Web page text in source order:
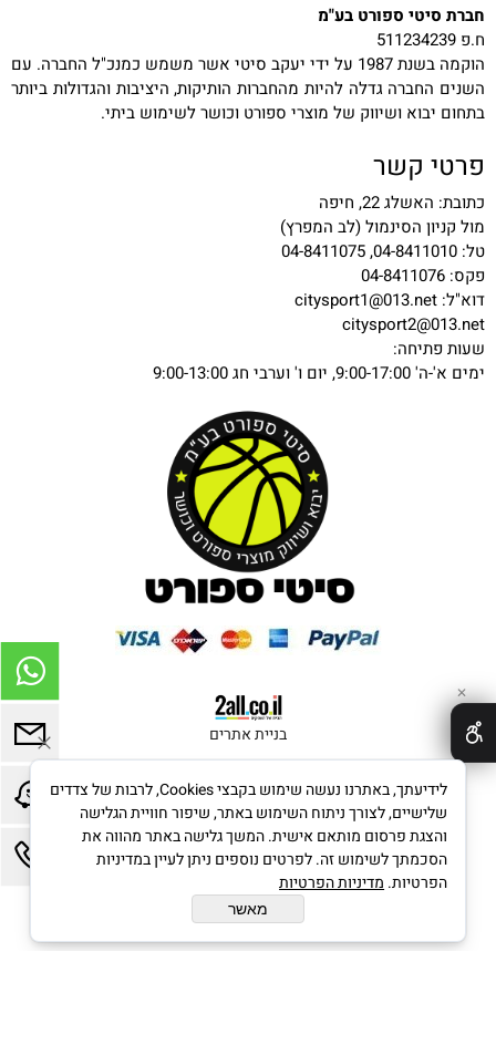
חברת סיטי ספורט בע"מ
ח.פ 511234239
הוקמה בשנת 1987 על ידי יעקב סיטי אשר משמש כמנכ"ל החברה. עם
השנים החברה גדלה להיות מהחברות הותיקות, היציבות והגדולות ביותר
בתחום יבוא ושיווק של מוצרי ספורט וכושר לשימוש ביתי.
פרטי קשר
כתובת: האשלג 22, חיפה
מול קניון הסינמול (לב המפרץ)
טל: 04-8411010, 04-8411075
פקס: 04-8411076
דוא"ל: citysport1@013.net
citysport2@013.net
שעות פתיחה:
ימים א'-ה' 9:00-17:00, יום ו' וערבי חג 9:00-13:00
בניית אתרים
✕
לידיעתך, באתרנו נעשה שימוש בקבצי Cookies, לרבות של צדדים
שלישיים, לצורך ניתוח השימוש באתר, שיפור חוויית הגלישה
והצגת פרסום מותאם אישית. המשך גלישה באתר מהווה את
הסכמתך לשימוש זה. לפרטים נוספים ניתן לעיין במדיניות
הפרטיות. מדיניות הפרטיות
מאשר